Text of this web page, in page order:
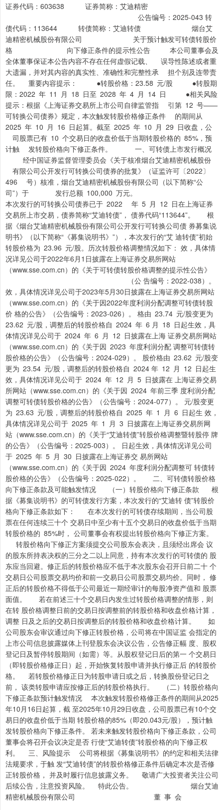
证券代码：603638 证券简称：艾迪精密
公告编号：2025-043 转
债代码：113644 转债简称：艾迪转债 烟台艾
迪精密机械股份有限公司 关于预计触发可转债转股价
格 向下修正条件的提示性公告 本公司董事会及
全体董事保证本公告内容不存在任何虚假记载、 误导性陈述或者重
大遗漏，并对其内容的真实性、准确性和完整性承 担个别及连带责
任。 重要内容提示： ●转股价格：23.58 元/股 ●转股期
限：2022 年 11 月 18 日至 2028 年 4 月 14 日 ●相关风险
提示：根据《上海证券交易所上市公司自律监管指 引第 12 号——
可转换公司债券》规定，本次触发转股价格修正条件 的期间从
2025 年 10 月 16 日起算。截至 2025 年 10 月 29 日收盘，公
司股票已有 10 个交易日的收盘价低于当期转股价格的 85%，预
计触 发转股价格向下修正条件。 一、可转债上市发行概况
经中国证券监督管理委员会《关于核准烟台艾迪精密机械股份
有限公司公开发行可转换公司债券的批复》（证监许可〔2022〕
496 号）核准，烟台艾迪精密机械股份有限公司（以下简称“公
司”）于 发行总额 100,000 万元。
本次发行的可转换公司债券已于 2022 年 5 月 12 日在上海证券
交易所上市交易，债券简称“艾迪转债”， 债券代码“113644”。 根
据《烟台艾迪精密机械股份有限公司公开发行可转换公司债 券募集说
明书》（以下简称“《募集说明书》”），本次发行的“艾 迪转债”初始
转股价格为 23.96 元/股。历次转股价格调整情况如下： 效，具体情
况详见公司于2022年6月1日披露在上海证券交易所网站
（www.sse.com.cn）的《关于可转债转股价格调整的提示性公告》
（公 告编号：2022-038）。
效，具体情况详见公司于2023年5月30日披露在上海证券交易所网站
（www.sse.com.cn）的《关于因2022年度利润分配调整可转债转股
价 格的公告》（公告编号：2023-026）。 格由 23.74 元/股变更为
23.62 元/股，调整后的转股价格自 2024 年 6 月 18 日起生效，具
体情况详见公司于 2024 年 6 月 12 日披露在上海 证券交易所网站
（www.sse.com.cn）的《关于因 2023 年度利润分配 调整可转债转
股价格的公告》（公告编号：2024-029）。 股价格由 23.62 元/股变
更为 23.54 元/股，调整后的转股价格自 2024 年 12 月 12 日起生
效，具体情况详见公司于 2024 年 12 月 5 日披露在 上海证券交易
所网站（www.sse.com.cn）的《关于因 2024 年前三季 度利润分配
调整可转债转股价格的公告》（公告编号：2024-077）。 元/股变更
为 23.63 元/股，调整后的转股价格自 2025 年 1 月 6 日起生 效，
具体情况详见公司于 2025 年 1 月 3 日披露在上海证券交易所网
站（www.sse.com.cn）的《关于“艾迪转债”转股价格调整暨转股停 牌
的公告》（公告编号：2025-003）。 日起生效，具体情况详见公司
于 2025 年 5 月 30 日披露在上海证券交 易所网站
（www.sse.com.cn）的《关于因 2024 年度利润分配调整可 转债转
股价格的公告》（公告编号：2025-022）。 二、可转债转股价格
向下修正条款及可能触发情况 （一）转股价格向下修正条款 根
据《募集说明书》的可转债发行方案，本次发行的“艾迪转 债”转股价
格向下修正条款如下： 在本次发行的可转债存续期间，当公司股
票在任何连续三十个 交易日中至少有十五个交易日的收盘价低于当期
转股价格的 85%时， 公司董事会有权提出转股价格向下修正方案。
转股价格向下修正方案须提交公司股东会表决，且须经出席会 议
的股东所持表决权的三分之二以上同意，持有本次发行的可转债的 股
东应当回避。修正后的转股价格应不低于本次股东会召开日前二十 个
交易日公司股票交易均价和前一交易日公司股票交易均价。同时， 修
正后的转股价格不得低于公司最近一期经审计的每股净资产值和 股票
面值。 若在前述三十个交易日内发生过转股价格调整的情形，则
在转 股价格调整日前的交易日按调整前的转股价格和收盘价格计算，
调整 日及之后的交易日按调整后的转股价格和收盘价格计算。 如
公司股东会审议通过向下修正转股价格，公司将在中国证监 会指定的
上市公司信息披露媒体上刊登股东会决议公告，公告修正幅 度、股权
登记日及暂停转股期间（如需）等。从股权登记日后的第一 个交易日
（即转股价格修正日）起，开始恢复转股申请并执行修正后 的转股价
格。 若转股价格修正日为转股申请日或之后，转换股份登记日之
前， 该类转股申请应按修正后的转股价格执行。 （二）转股价格向
下修正条款预计触发情况 本次触发转股价格修正条件的期间从2025
年10月16日起算，截 至2025年10月29日收盘，公司股票已有10个交
易日的收盘价低于当期 转股价格的85%（即20.043元/股），预计触
发转股价格向下修正条件。 若未来触发转股价格向下修正条款，公司
董事会将召开会议决定是否 行使“艾迪转债”转股价格的向下修正权
利。 三、风险提示 公司将根据《募集说明书》的约定和相关法律
法规要求，于触 发“艾迪转债”的转股价格修正条件后确定本次是否修
正转股价格， 并及时履行信息披露义务。 敬请广大投资者关注公司
后续公告，注意投资风险。 特此公告。 烟台艾迪
精密机械股份有限公司 董 事 会